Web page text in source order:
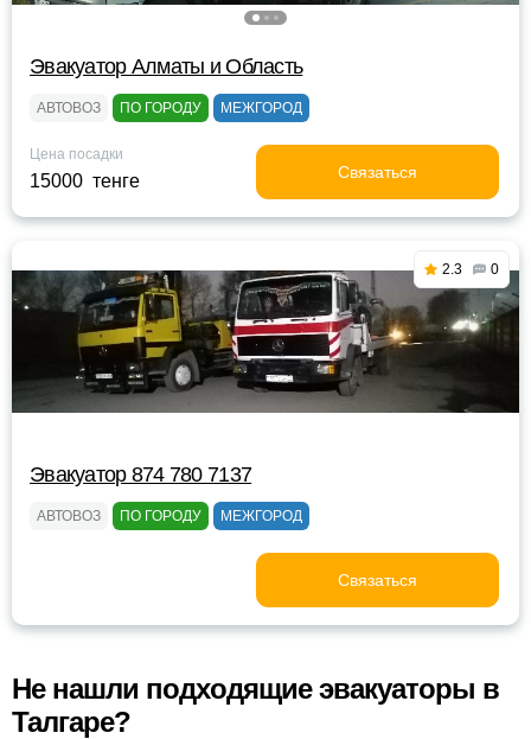
Эвакуатор Алматы и Область
АВТОВОЗ ПО ГОРОДУ МЕЖГОРОД
Цена посадки
15000 тенге Связаться
2.3 0
Эвакуатор 874 780 7137
АВТОВОЗ ПО ГОРОДУ МЕЖГОРОД
Связаться
Не нашли подходящие эвакуаторы в
Талгаре?